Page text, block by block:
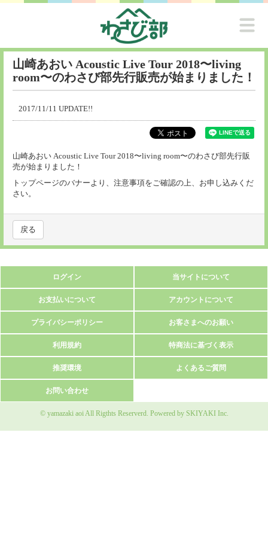
山崎あおい Acoustic Live Tour 2018〜living
room〜のわさび部先行販売が始まりました！
2017/11/11 UPDATE!!
山崎あおい Acoustic Live Tour 2018〜living room〜のわさび部先行販
売が始まりました！
トップページのバナーより、注意事項をご確認の上、お申し込みくだ
さい。
戻る
ログイン 当サイトについて
お支払いについて アカウントについて
プライバシーポリシー お客さまへのお願い
利用規約 特商法に基づく表示
推奨環境 よくあるご質問
お問い合わせ
© yamazaki aoi All Rigthts Reserverd. Powered by SKIYAKI Inc.